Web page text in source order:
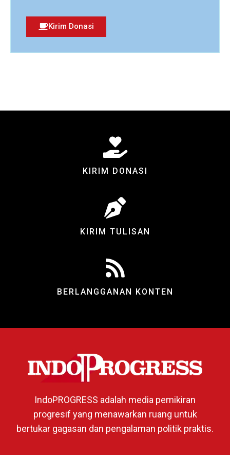
Kirim Donasi
KIRIM DONASI
KIRIM TULISAN
BERLANGGANAN KONTEN
IndoPROGRESS adalah media pemikiran
progresif yang menawarkan ruang untuk
bertukar gagasan dan pengalaman politik praktis.